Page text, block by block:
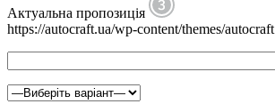
Актуальна пропозиція
https://autocraft.ua/wp-content/themes/autocraft